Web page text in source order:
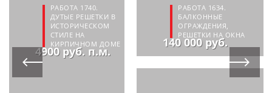
РАБОТА 1740.
ДУТЫЕ РЕШЕТКИ В
ИСТОРИЧЕСКОМ
СТИЛЕ НА
КИРПИЧНОМ ДОМЕ
4900 руб. п.м.
РАБОТА 1634.
БАЛКОННЫЕ
ОГРАЖДЕНИЯ,
РЕШЕТКИ НА ОКНА
140 000 руб.